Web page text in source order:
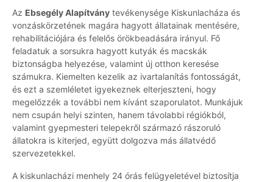
Az Ebsegély Alapítvány tevékenysége Kiskunlacháza és
vonzáskörzetének magára hagyott állatainak mentésére,
rehabilitációjára és felelős örökbeadására irányul. Fő
feladatuk a sorsukra hagyott kutyák és macskák
biztonságba helyezése, valamint új otthon keresése
számukra. Kiemelten kezelik az ivartalanítás fontosságát,
és ezt a szemléletet igyekeznek elterjeszteni, hogy
megelőzzék a további nem kívánt szaporulatot. Munkájuk
nem csupán helyi szinten, hanem távolabbi régiókból,
valamint gyepmesteri telepekről származó rászoruló
állatokra is kiterjed, együtt dolgozva más állatvédő
szervezetekkel.
A kiskunlacházi menhely 24 órás felügyeletével biztosítja